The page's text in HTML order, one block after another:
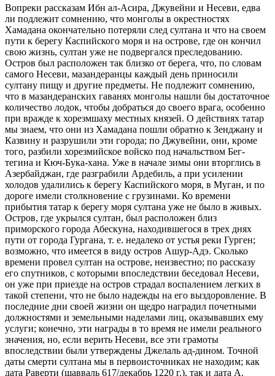
Вопреки рассказам Ибн ал-Асира, Джувейни и Несеви, едва
ли подлежит сомнению, что монголы в окрестностях
Хамадана окончательно потеряли след султана и что на своем
пути к берегу Каспийского моря и на острове, где он кончил
свою жизнь, султан уже не подвергался преследованию.
Остров был расположен так близко от берега, что, по словам
самого Несеви, мазандеранцы каждый день приносили
султану пищу и другие предметы. Не подлежит сомнению,
что в мазандеранских гаванях монголы нашли бы достаточное
количество лодок, чтобы добраться до своего врага, особенно
при вражде к хорезмшаху местных князей. О действиях татар
мы знаем, что они из Хамадана пошли обратно к Зенджану и
Казвину и разрушили эти города; по Джувейни, они, кроме
того, разбили хорезмийское войско под начальством Бег-
тегина и Кюч-Бука-хана. Уже в начале зимы они вторглись в
Азербайджан, где разграбили Ардебиль, а при усилении
холодов удалились к берегу Каспийского моря, в Муган, и по
дороге имели столкновение с грузинами. Ко времени
прибытия татар к берегу моря султана уже не было в живых.
Остров, где укрылся султан, был расположен близ
приморского города Абескуна, находившегося в трех днях
пути от города Гургана, т. е. недалеко от устья реки Гурген;
возможно, что имеется в виду остров Ашур-Адэ. Сколько
времени провел султан на острове, неизвестно; по рассказу
его спутников, с которыми впоследствии беседовал Несеви,
он уже при приезде на остров страдал воспалением легких в
такой степени, что не было надежды на его выздоровление. В
последние дни своей жизни он щедро наградил почетными
должностями и земельными наделами лиц, оказывавших ему
услуги; конечно, эти награды в то время не имели реального
значения, но, если верить Несеви, все эти грамоты
впоследствии были утверждены Джелаль ад-дином. Точной
даты смерти султана мы в первоисточниках не находим; как
дата Раверти (шавваль 617/декабрь 1220 г.), так и дата А.